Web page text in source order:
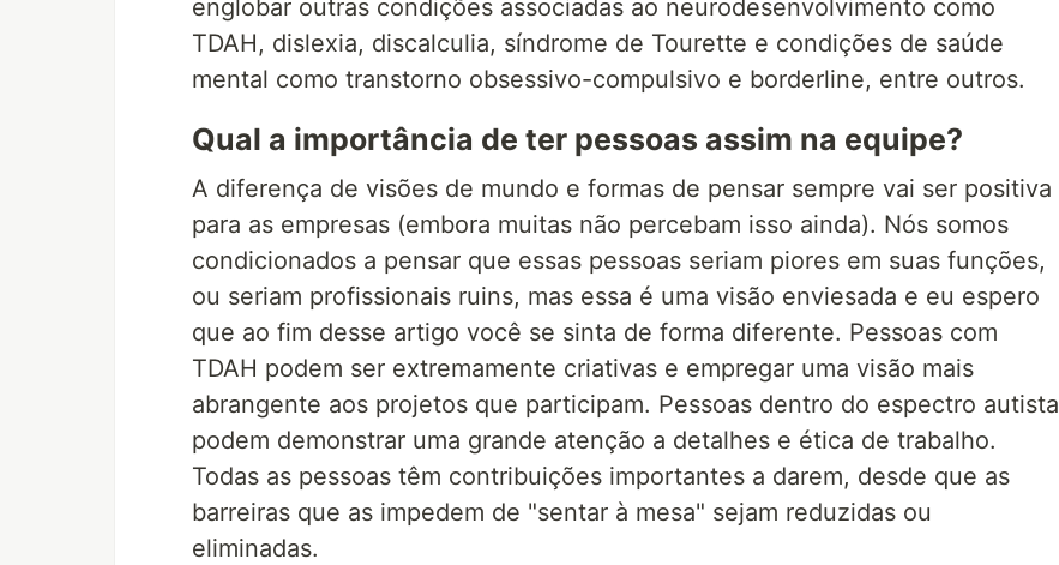
englobar outras condições associadas ao neurodesenvolvimento como
TDAH, dislexia, discalculia, síndrome de Tourette e condições de saúde
mental como transtorno obsessivo-compulsivo e borderline, entre outros.
Qual a importância de ter pessoas assim na equipe?
A diferença de visões de mundo e formas de pensar sempre vai ser positiva
para as empresas (embora muitas não percebam isso ainda). Nós somos
condicionados a pensar que essas pessoas seriam piores em suas funções,
ou seriam profissionais ruins, mas essa é uma visão enviesada e eu espero
que ao fim desse artigo você se sinta de forma diferente. Pessoas com
TDAH podem ser extremamente criativas e empregar uma visão mais
abrangente aos projetos que participam. Pessoas dentro do espectro autista
podem demonstrar uma grande atenção a detalhes e ética de trabalho.
Todas as pessoas têm contribuições importantes a darem, desde que as
barreiras que as impedem de "sentar à mesa" sejam reduzidas ou
eliminadas.